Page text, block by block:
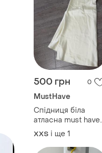
500 грн 0
MustHave
Спідниця біла
атласна must have
жіноча
XХS і ще 1